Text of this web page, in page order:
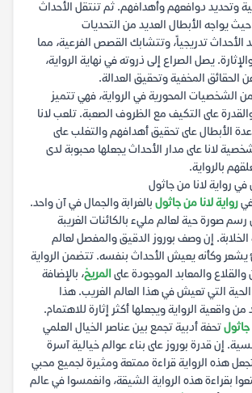
وتحديد دوافعهم وأهدافهم. ثم تنتقل الأحداث
حيث يواجه الأبطال العديد من التحديات
الأحداث تدريجياً، وتتشابك القصص الفرعية، مما
يصل الصراع إلى ذروته في نهاية الرواية،
المخفية وتحقيق العدالة.
من الشخصيات المحورية في الرواية، فهي تتميز
على التكيف مع الظروف الصعبة. تلعب لانا
الأبطال على تحقيق أهدافهم والتغلب على
لانا على مدار الأحداث يجعلها محبوبة لدى
بالرواية.
في رواية لانا من جاثول
رواية لانا من جاثول بالغرابة والجمال في آن واحد.
صورة حية لعالم مليء بالكائنات الغريبة
الخلابة. إن وصف بوروز الدقيق والمفصل لعالم
يشعر وكأنه يعيش الأحداث بنفسه. تتضمن الرواية
والمعابد الموجودة علىالمريخ، بالإضافة
التي تعيش في هذا العالم الغريب. هذا
واقعية الرواية ويجعلها أكثر إثارة للاهتمام.
جاثولتحفة أدبية تجمع بين عناصر الخيال العلمي
إن قدرة بوروز على بناء عوالم خيالية آسرة
هذه الرواية قراءة ممتعة ومثيرة لجميع محبي
بقراءة هذه الرواية الشيقة، وانغمسوا في عالم